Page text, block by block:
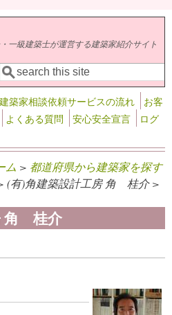
一級建築士が運営する建築家紹介サイト
検索フォーム
検索
建築家相談依頼サービスの流れ
お客
よくある質問 安心安全宣言
ログ
ム > 都道府県から建築家を探す
(有)角建築設計工房 角 桂介 >
角 桂介